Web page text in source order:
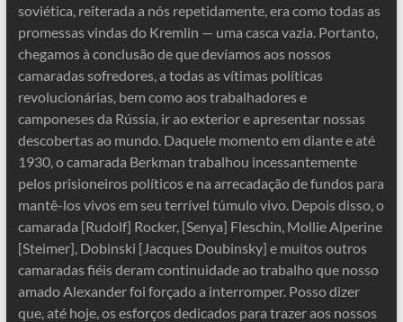
soviética, reiterada a nós repetidamente, era como todas as
promessas vindas do Kremlin — uma casca vazia. Portanto,
chegamos à conclusão de que devíamos aos nossos
camaradas sofredores, a todas as vítimas políticas
revolucionárias, bem como aos trabalhadores e
camponeses da Rússia, ir ao exterior e apresentar nossas
descobertas ao mundo. Daquele momento em diante e até
1930, o camarada Berkman trabalhou incessantemente
pelos prisioneiros políticos e na arrecadação de fundos para
mantê-los vivos em seu terrível túmulo vivo. Depois disso, o
camarada [Rudolf] Rocker, [Senya] Fleschin, Mollie Alperine
[Steimer], Dobinski [Jacques Doubinsky] e muitos outros
camaradas fiéis deram continuidade ao trabalho que nosso
amado Alexander foi forçado a interromper. Posso dizer
que, até hoje, os esforços dedicados para trazer aos nossos